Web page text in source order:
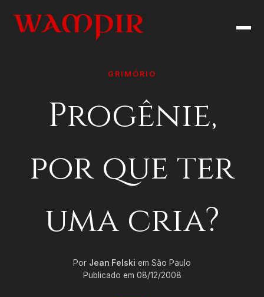
GRIMÓRIO
Progênie,
por que ter
uma cria?
Por Jean Felski em São Paulo
Publicado em 08/12/2008